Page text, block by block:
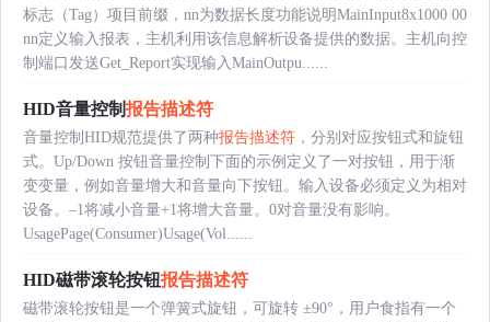
标志（Tag）项目前缀，nn为数据长度功能说明MainInput8x1000 00
nn定义输入报表，主机利用该信息解析设备提供的数据。主机向控
制端口发送Get_Report实现输入MainOutpu......
HID音量控制报告描述符
音量控制HID规范提供了两种报告描述符 ，分别对应按钮式和旋钮
式。Up/Down 按钮音量控制下面的示例定义了一对按钮，用于渐
变变量，例如音量增大和音量向下按钮。输入设备必须定义为相对
设备。–1将减小音量+1将增大音量。0对音量没有影响。
UsagePage(Consumer)Usage(Vol......
HID磁带滚轮按钮报告描述符
磁带滚轮按钮是一个弹簧式旋钮，可旋转 ±90°，用户食指有一个